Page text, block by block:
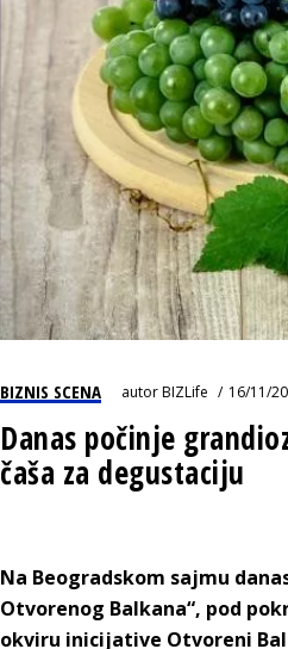
BIZNIS SCENA autorBIZLife 16/11/
Danas počinje
čaša za degustaciju
Na Beogradskom sajmu
Otvorenog Balkana“, pod
okviru inicijative Otvoreni